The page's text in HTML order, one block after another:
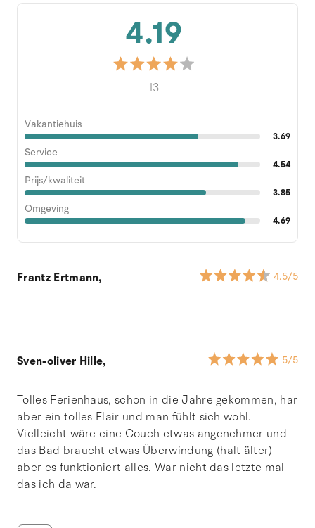
4.19
13
Vakantiehuis
3.69
Service
4.54
Prijs/kwaliteit
3.85
Omgeving
4.69
Frantz Ertmann, 4.5/5
Sven-oliver Hille, 5/5
Tolles Ferienhaus, schon in die Jahre gekommen, har
aber ein tolles Flair und man fühlt sich wohl.
Vielleicht wäre eine Couch etwas angenehmer und
das Bad braucht etwas Überwindung (halt älter)
aber es funktioniert alles. War nicht das letzte mal
das ich da war.